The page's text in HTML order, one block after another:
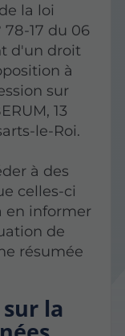
la loi
17 du 06
d'un droit
à
sur
13
le-Roi.
à des
celles-ci
en informer
de
résumée
la